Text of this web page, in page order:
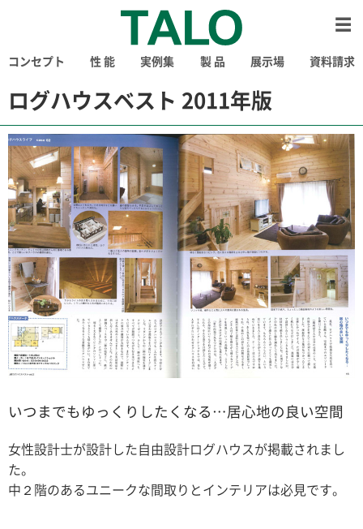
コンセプト 性 能 実例集 製 品 展示場 資料請求
ログハウスベスト 2011年版
いつまでもゆっくりしたくなる…居心地の良い空間
女性設計士が設計した自由設計ログハウスが掲載されまし
た。
中２階のあるユニークな間取りとインテリアは必見です。